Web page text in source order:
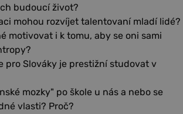
budoucí život?
mohou rozvíjet talentovaní mladí lidé?
motivovat i k tomu, aby se oni sami
pro Slováky je prestižní studovat v
mozky" po škole u nás a nebo se
vlasti? Proč?